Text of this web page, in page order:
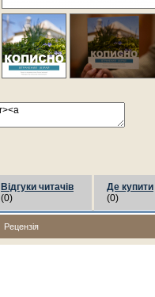
Відгуки читачів
(0)
Де купити
(0)
Рецензія